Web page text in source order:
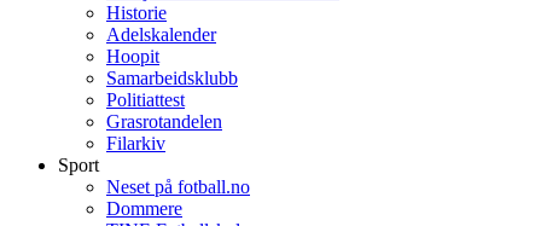
Historie
Adelskalender
Hoopit
Samarbeidsklubb
Politiattest
Grasrotandelen
Filarkiv
Sport
Neset på fotball.no
Dommere